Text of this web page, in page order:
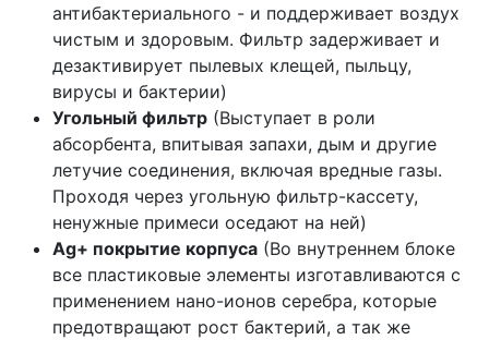
антибактериального - и поддерживает воздух
чистым и здоровым. Фильтр задерживает и
дезактивирует пылевых клещей, пыльцу,
вирусы и бактерии)
Угольный фильтр (Выступает в роли
абсорбента, впитывая запахи, дым и другие
летучие соединения, включая вредные газы.
Проходя через угольную фильтр-кассету,
ненужные примеси оседают на ней)
Ag+ покрытие корпуса (Во внутреннем блоке
все пластиковые элементы изготавливаются с
применением нано-ионов серебра, которые
предотвращают рост бактерий, а так же